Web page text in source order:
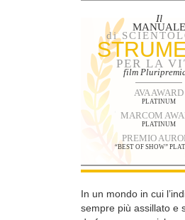
Il
MANUALE
di
PER LA
film
AVA AWARD
PLATINUM
MARCOM
PLATINUM
PREMIO
“BEST OF SHOW”
In un mondo in cui
sempre più assillato e